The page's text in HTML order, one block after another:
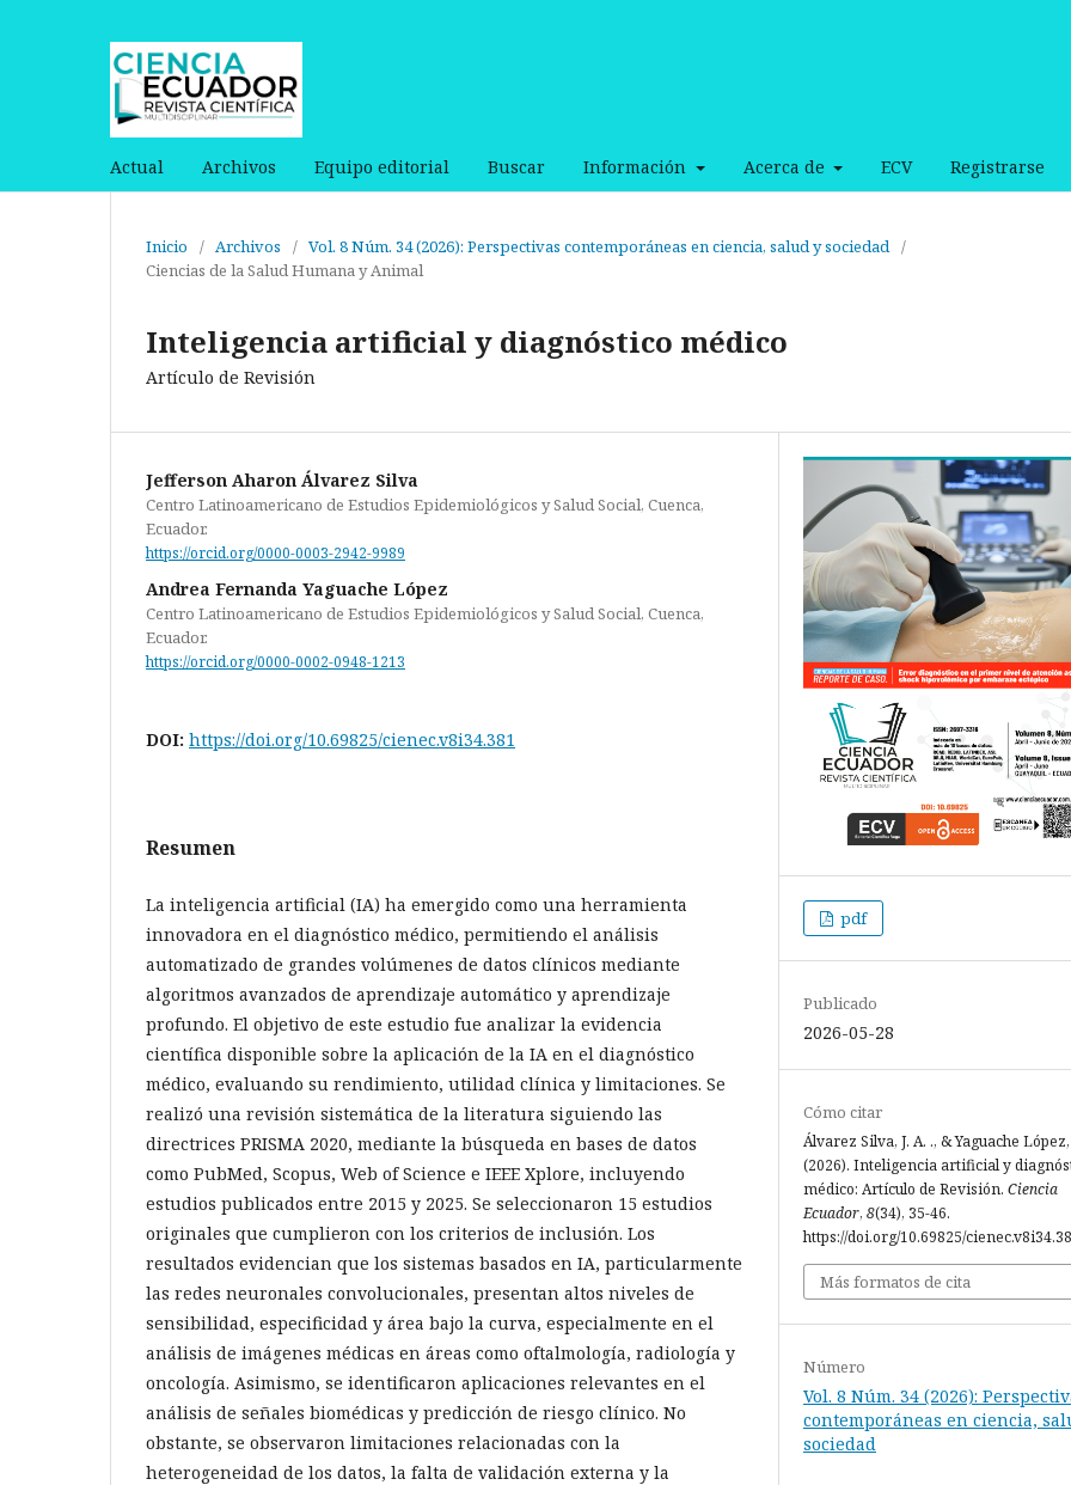
Actual Archivos Equipo editorial Buscar Información Acerca de ECV Registrarse
Inicio / Archivos / Vol. 8 Núm. 34 (2026): Perspectivas contemporáneas en ciencia, salud y sociedad /
Ciencias de la Salud Humana y Animal
Inteligencia artificial y diagnóstico médico
Artículo de Revisión
Jefferson Aharon Álvarez Silva
Centro Latinoamericano de Estudios Epidemiológicos y Salud Social, Cuenca,
Ecuador.
https://orcid.org/0000-0003-2942-9989
Andrea Fernanda Yaguache López
Centro Latinoamericano de Estudios Epidemiológicos y Salud Social, Cuenca,
Ecuador.
https://orcid.org/0000-0002-0948-1213
DOI: https://doi.org/10.69825/cienec.v8i34.381
Resumen
La inteligencia artificial (IA) ha emergido como una herramienta
innovadora en el diagnóstico médico, permitiendo el análisis
automatizado de grandes volúmenes de datos clínicos mediante
algoritmos avanzados de aprendizaje automático y aprendizaje
profundo. El objetivo de este estudio fue analizar la evidencia
científica disponible sobre la aplicación de la IA en el diagnóstico
médico, evaluando su rendimiento, utilidad clínica y limitaciones. Se
realizó una revisión sistemática de la literatura siguiendo las
directrices PRISMA 2020, mediante la búsqueda en bases de datos
como PubMed, Scopus, Web of Science e IEEE Xplore, incluyendo
estudios publicados entre 2015 y 2025. Se seleccionaron 15 estudios
originales que cumplieron con los criterios de inclusión. Los
resultados evidencian que los sistemas basados en IA, particularmente
las redes neuronales convolucionales, presentan altos niveles de
sensibilidad, especificidad y área bajo la curva, especialmente en el
análisis de imágenes médicas en áreas como oftalmología, radiología y
oncología. Asimismo, se identificaron aplicaciones relevantes en el
análisis de señales biomédicas y predicción de riesgo clínico. No
obstante, se observaron limitaciones relacionadas con la
heterogeneidad de los datos, la falta de validación externa y la
pdf
Publicado
2026-05-28
Cómo citar
Álvarez Silva, J. A. ., & Yaguache López,
(2026). Inteligencia artificial y
médico: Artículo de Revisión. Ciencia
Ecuador, 8(34), 35-46.
https://doi.org/10.69825/
Más formatos de cita
Número
Vol. 8 Núm. 34 (2026):
contemporáneas en ciencia,
sociedad